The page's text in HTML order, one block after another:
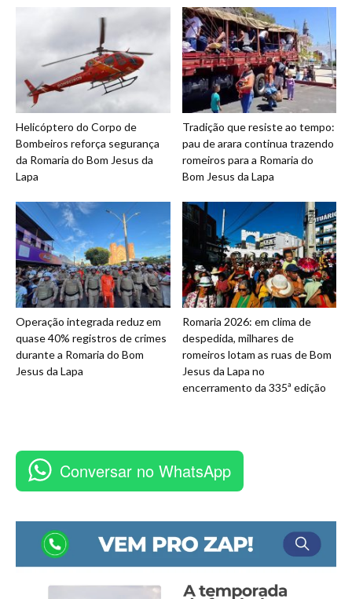
Helicóptero do Corpo de
Bombeiros reforça segurança
da Romaria do Bom Jesus da
Lapa
Tradição que resiste ao tempo:
pau de arara continua trazendo
romeiros para a Romaria do
Bom Jesus da Lapa
Operação integrada reduz em
quase 40% registros de crimes
durante a Romaria do Bom
Jesus da Lapa
Romaria 2026: em clima de
despedida, milhares de
romeiros lotam as ruas de Bom
Jesus da Lapa no
encerramento da 335ª edição
Conversar no WhatsApp